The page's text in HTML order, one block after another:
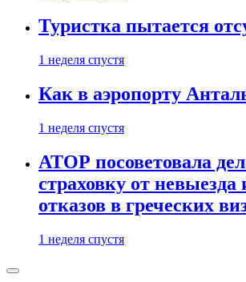
Туристка пытается
1 неделя спустя
Как в аэропорту
1 неделя спустя
АТОР посоветовала
страховку от невыезда
отказов в греческих
1 неделя спустя